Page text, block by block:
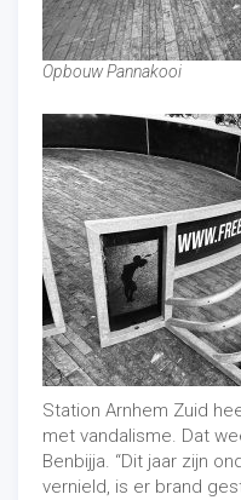
Opbouw Pannakooi
Station Arnhem Zuid
met vandalisme. Dat
Benbijja. “Dit jaar zijn
vernield, is er brand